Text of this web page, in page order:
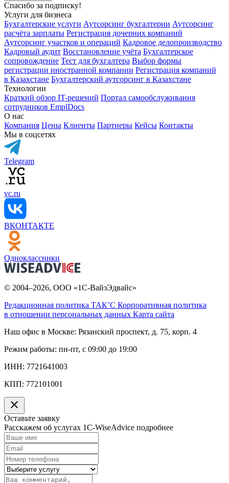
Спасибо за подписку!
Услуги для бизнеса
Бухгалтерские услуги Аутсорсинг бухгалтерии Аутсорсинг
расчёта зарплаты Регистрация дочерних компаний
Аутсорсинг участков и операций Кадровое делопроизводство
Кадровый аудит Восстановление учёта Бухгалтерское
сопровождение Тест для бухгалтера Выбор формы
регистрации иностранной компании Регистрация компаний
в Казахстане Бухгалтерский аутсорсинг в Казахстане
Технологии
Краткий обзор IT-решений Портал самообслуживания
сотрудников EmplDocs
О нас
Компания Цены Клиенты Партнеры Кейсы Контакты
Мы в соцсетях
Telegram
vc.ru
ВКОНТАКТЕ
Одноклассники
© 2004–2026, ООО «1С-ВайзЭдвайс»
Редакционная политика ТАК’C Корпоративная политика
в отношении персональных данных Карта сайта
Наш офис в Москве: Рязанский проспект, д. 75, корп. 4
Режим работы: пн-пт, с 09:00 до 19:00
ИНН: 7721641003
КПП: 772101001
Оставьте заявку
Расскажем об услугах 1C-WiseAdvice подробнее